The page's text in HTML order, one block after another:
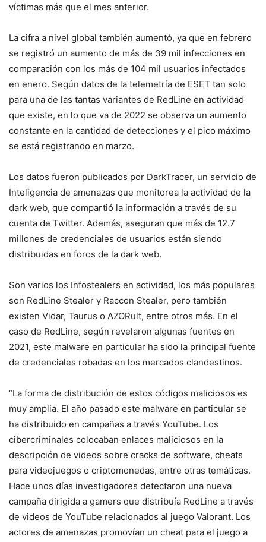
víctimas más que el mes anterior.
La cifra a nivel global también aumentó, ya que en febrero
se registró un aumento de más de 39 mil infecciones en
comparación con los más de 104 mil usuarios infectados
en enero. Según datos de la telemetría de ESET tan solo
para una de las tantas variantes de RedLine en actividad
que existe, en lo que va de 2022 se observa un aumento
constante en la cantidad de detecciones y el pico máximo
se está registrando en marzo.
Los datos fueron publicados por DarkTracer, un servicio de
Inteligencia de amenazas que monitorea la actividad de la
dark web, que compartió la información a través de su
cuenta de Twitter. Además, aseguran que más de 12.7
millones de credenciales de usuarios están siendo
distribuidas en foros de la dark web.
Son varios los Infostealers en actividad, los más populares
son RedLine Stealer y Raccon Stealer, pero también
existen Vidar, Taurus o AZORult, entre otros más. En el
caso de RedLine, según revelaron algunas fuentes en
2021, este malware en particular ha sido la principal fuente
de credenciales robadas en los mercados clandestinos.
“La forma de distribución de estos códigos maliciosos es
muy amplia. El año pasado este malware en particular se
ha distribuido en campañas a través YouTube. Los
cibercriminales colocaban enlaces maliciosos en la
descripción de videos sobre cracks de software, cheats
para videojuegos o criptomonedas, entre otras temáticas.
Hace unos días investigadores detectaron una nueva
campaña dirigida a gamers que distribuía RedLine a través
de videos de YouTube relacionados al juego Valorant. Los
actores de amenazas promovían un cheat para el juego a